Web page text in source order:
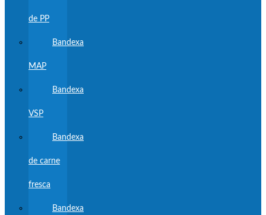
de PP
Bandexa
MAP
Bandexa
VSP
Bandexa
de carne
fresca
Bandexa